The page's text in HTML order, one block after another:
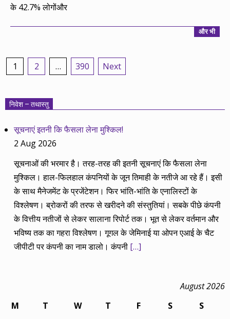
के 42.7% लोगोंऔर
और भी
Posts
1 2 … 390 Next
निवेश – तथास्तु
सूचनाएं इतनी कि फैसला लेना मुश्किल!
2 Aug 2026
सूचनाओं की भरमार है। तरह-तरह की इतनी सूचनाएं कि फैसला लेना
मुश्किल। हाल-फिलहाल कंपनियों के जून तिमाही के नतीजे आ रहे हैं। इसी
के साथ मैनेजमेंट के प्रजेंटेशन। फिर भांति-भांति के एनालिस्टों के
विश्लेषण। ब्रोकरों की तरफ से खरीदने की संस्तुतियां। सबके पीछे कंपनी
के वित्तीय नतीजों से लेकर सालाना रिपोर्ट तक। भूत से लेकर वर्तमान और
भविष्य तक का गहरा विश्लेषण। गूगल के जेमिनाई या ओपन एआई के चैट
जीपीटी पर कंपनी का नाम डालो। कंपनी […]
August 2026
M
T W T F S
S